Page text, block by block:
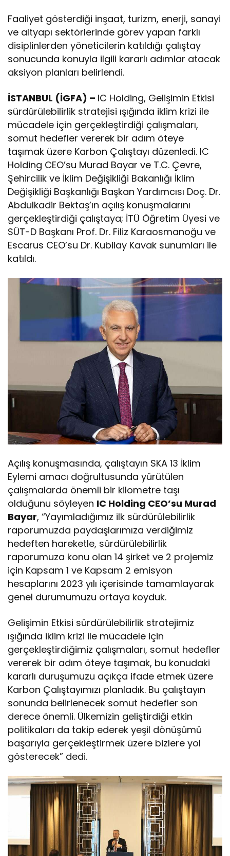
Faaliyet gösterdiği inşaat, turizm, enerji, sanayi
ve altyapı sektörlerinde görev yapan farklı
disiplinlerden yöneticilerin katıldığı çalıştay
sonucunda konuyla ilgili kararlı adımlar atacak
aksiyon planları belirlendi.
İSTANBUL (İGFA) – IC Holding, Gelişimin Etkisi
sürdürülebilirlik stratejisi ışığında iklim krizi ile
mücadele için gerçekleştirdiği çalışmaları,
somut hedefler vererek bir adım öteye
taşımak üzere Karbon Çalıştayı düzenledi. IC
Holding CEO’su Murad Bayar ve T.C. Çevre,
Şehircilik ve İklim Değişikliği Bakanlığı İklim
Değişikliği Başkanlığı Başkan Yardımcısı Doç. Dr.
Abdulkadir Bektaş’ın açılış konuşmalarını
gerçekleştirdiği çalıştaya; İTÜ Öğretim Üyesi ve
SÜT-D Başkanı Prof. Dr. Filiz Karaosmanoğu ve
Escarus CEO’su Dr. Kubilay Kavak sunumları ile
katıldı.
Açılış konuşmasında, çalıştayın SKA 13 İklim
Eylemi amacı doğrultusunda yürütülen
çalışmalarda önemli bir kilometre taşı
olduğunu söyleyen IC Holding CEO’su Murad
Bayar, “Yayımladığımız ilk sürdürülebilirlik
raporumuzda paydaşlarımıza verdiğimiz
hedeften hareketle, sürdürülebilirlik
raporumuza konu olan 14 şirket ve 2 projemiz
için Kapsam 1 ve Kapsam 2 emisyon
hesaplarını 2023 yılı içerisinde tamamlayarak
genel durumumuzu ortaya koyduk.
Gelişimin Etkisi sürdürülebilirlik stratejimiz
ışığında iklim krizi ile mücadele için
gerçekleştirdiğimiz çalışmaları, somut hedefler
vererek bir adım öteye taşımak, bu konudaki
kararlı duruşumuzu açıkça ifade etmek üzere
Karbon Çalıştayımızı planladık. Bu çalıştayın
sonunda belirlenecek somut hedefler son
derece önemli. Ülkemizin geliştirdiği etkin
politikaları da takip ederek yeşil dönüşümü
başarıyla gerçekleştirmek üzere bizlere yol
gösterecek” dedi.